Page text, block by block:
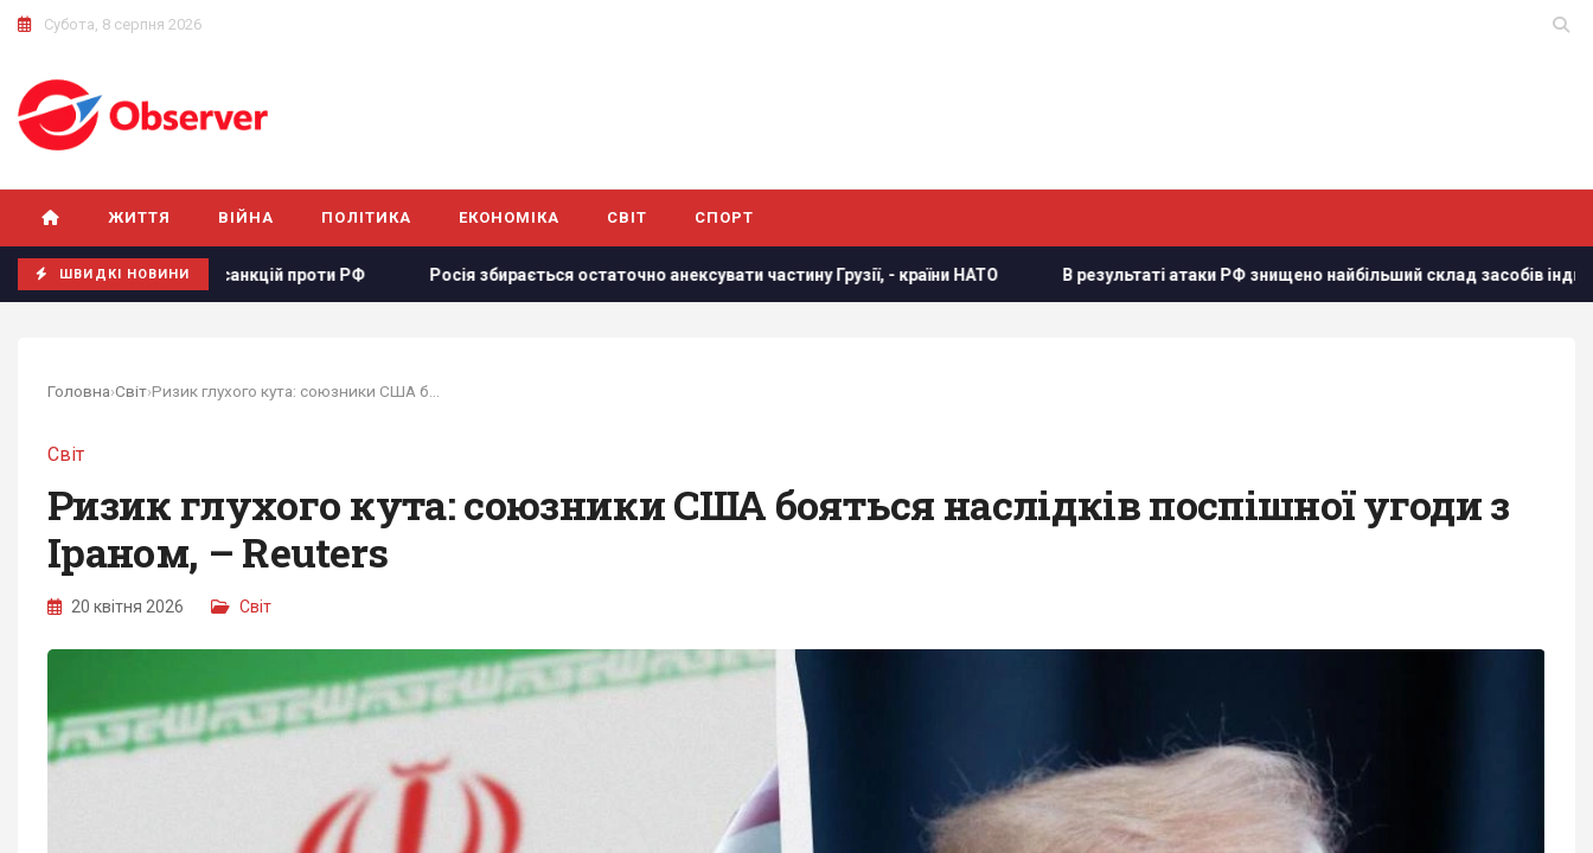
Субота, 8 серпня 2026
ЖИТТЯ ВІЙНА ПОЛІТИКА ЕКОНОМІКА СВІТ СПОРТ
ШВИДКІ НОВИНИ
щодо санкцій проти РФ Росія збирається остаточно анексувати частину Грузії, - країни НАТО В результаті атаки РФ знищено найбільший склад засобів індивідуального
Головна›Світ›
Світ
Ризик глухого кута: союзники США бояться наслідків поспішної угоди з
Іраном, – Reuters
20 квітня 2026 Світ